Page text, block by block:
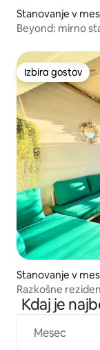
Stanovanje v
Beyond: mirno
Izbira gostov
Izbira gostov
Stanovanje v
Razkošne
Kdaj je
Mesec